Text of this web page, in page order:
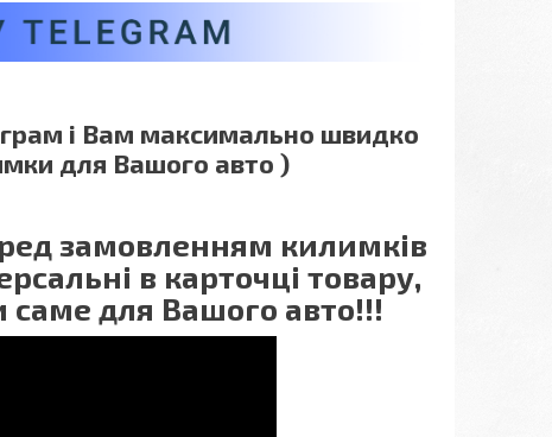
і Вам максимально швидко
для Вашого авто )
замовленням килимків
в карточці товару,
саме для Вашого авто!!!